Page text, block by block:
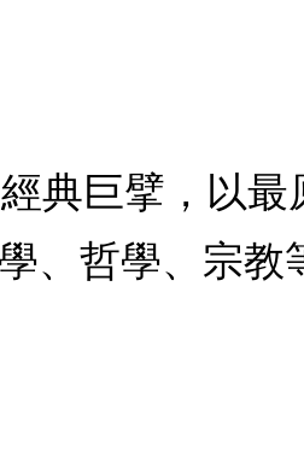
典巨擘，以最
、哲學、宗教